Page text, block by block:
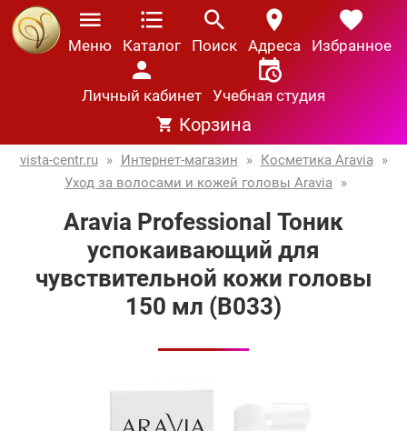
Меню Каталог Поиск Адреса Избранное
Личный кабинет Учебная студия
Корзина
vista-centr.ru » Интернет-магазин » Косметика Aravia »
Уход за волосами и кожей головы Aravia »
Aravia Professional Тоник
успокаивающий для
чувствительной кожи головы
150 мл (В033)